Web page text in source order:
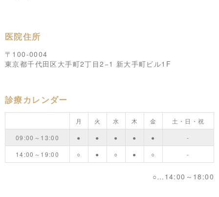
医院住所
〒100-0004
東京都千代田区大手町2丁目2−1 新大手町ビル1F
診療カレンダー
月 火 水 木 金
土・日・祝
09:00～13:00
● ● ● ● ●
-
14:00～19:00
○ ● ○ ● ○ -
○…14:00～18:00